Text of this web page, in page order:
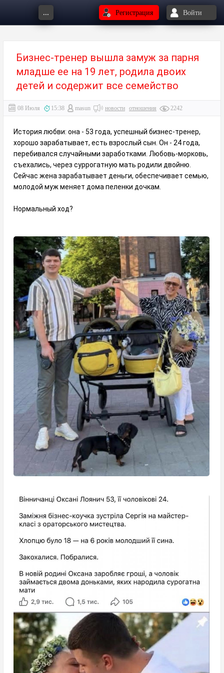
... Регистрация Войти
Бизнес-тренер вышла замуж за парня
младше ее на 19 лет, родила двоих
детей и содержит все семейство
08 Июля 15:38 masun новости отношения 2242
История любви: она - 53 года, успешный бизнес-тренер,
хорошо зарабатывает, есть взрослый сын. Он - 24 года,
перебивался случайными заработками. Любовь-морковь,
съехались, через суррогатную мать родили двойню.
Сейчас жена зарабатывает деньги, обеспечивает семью,
молодой муж меняет дома пеленки дочкам.
Нормальный ход?